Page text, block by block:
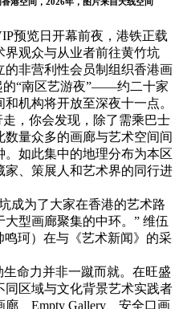
预览日开幕前夜，港铁正载
观众与从业者前往黄竹坑
非营利性会员制组织香港画
的“南区艺游夜”——约二十家
机构将开放至深夜十一点。
，你会发现，除了需乘巴士
量众多的画廊与艺术空间间
如此集中的地理分布为本区
、策展人和艺术界的同行进
成为了大家在香港的艺术路
型画廊聚集的中环。” 维伍
鸣珂）在与《艺术新闻》的采
命力并非一蹴而就。在旺盛
区域与文化背景艺术实践者
、Empty Gallery、安全口画